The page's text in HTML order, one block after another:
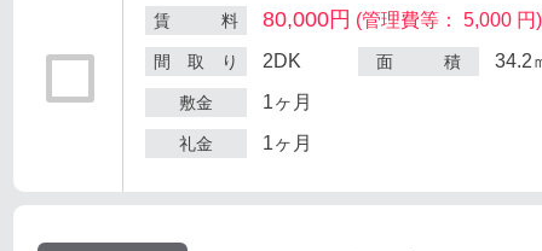
賃 料 80,000円 (管理費等： 5,000 円)
間 取 り 2DK 面 積 34.2
敷金 1ヶ月
礼金 1ヶ月